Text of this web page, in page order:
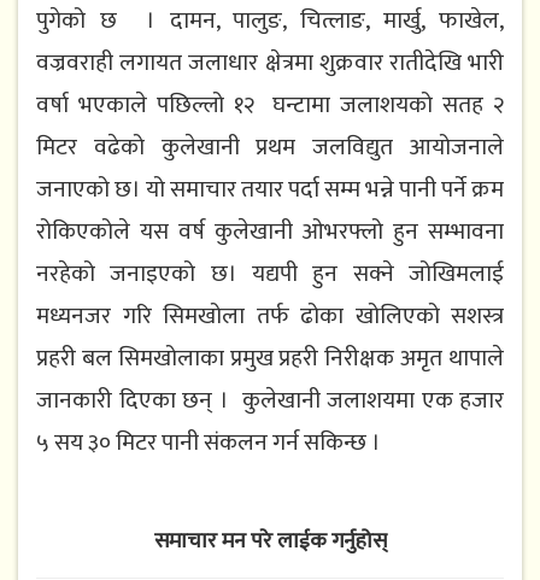
पुगेको छ । दामन, पालुङ, चित्लाङ, मार्खु, फाखेल,
वज्रवराही लगायत जलाधार क्षेत्रमा शुक्रवार रातीदेखि भारी
वर्षा भएकाले पछिल्लो १२ घन्टामा जलाशयको सतह २
मिटर वढेको कुलेखानी प्रथम जलविद्युत आयोजनाले
जनाएको छ। यो समाचार तयार पर्दा सम्म भन्ने पानी पर्ने क्रम
रोकिएकोले यस वर्ष कुलेखानी ओभरफ्लो हुन सम्भावना
नरहेको जनाइएको छ। यद्यपी हुन सक्ने जोखिमलाई
मध्यनजर गरि सिमखोला तर्फ ढोका खोलिएको सशस्त्र
प्रहरी बल सिमखोलाका प्रमुख प्रहरी निरीक्षक अमृत थापाले
जानकारी दिएका छन् । कुलेखानी जलाशयमा एक हजार
५ सय ३० मिटर पानी संकलन गर्न सकिन्छ ।
समाचार मन परे लाईक गर्नुहोस्